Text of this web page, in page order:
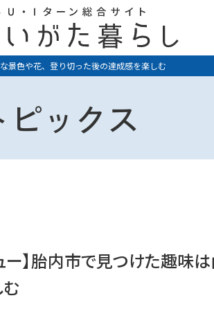
色や花、登り切った後の達成感を楽しむ
ピックス
ー】胎内市で見つけた趣味